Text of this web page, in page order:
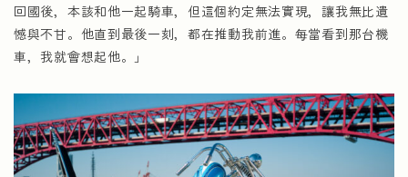
回國後，本該和他一起騎車，但這個約定無法實現，讓我無比遺
憾與不甘。他直到最後一刻，都在推動我前進。每當看到那台機
車，我就會想起他。」